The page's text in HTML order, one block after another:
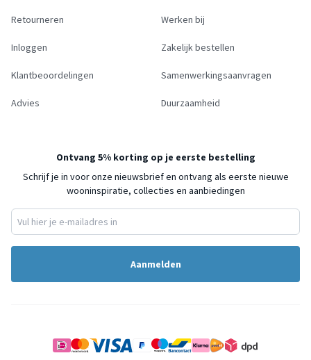
Retourneren
Inloggen
Klantbeoordelingen
Advies
Werken bij
Zakelijk bestellen
Samenwerkingsaanvragen
Duurzaamheid
Ontvang 5% korting op je eerste bestelling
Schrijf je in voor onze nieuwsbrief en ontvang als eerste nieuwe
wooninspiratie, collecties en aanbiedingen
Aanmelden